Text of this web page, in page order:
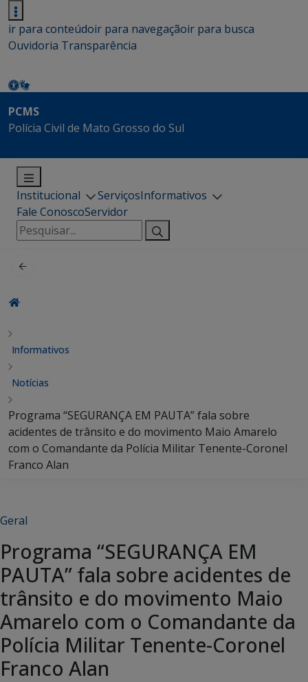
ir para conteúdoir para navegaçãoir para busca
Ouvidoria Transparência
PCMS
Polícia Civil de Mato Grosso do Sul
Institucional ServiçosInformativos
Fale ConoscoServidor
Pesquisar
por:
Informativos
Notícias
Programa “SEGURANÇA EM PAUTA” fala sobre
acidentes de trânsito e do movimento Maio Amarelo
com o Comandante da Polícia Militar Tenente-Coronel
Franco Alan
Geral
Programa “SEGURANÇA EM
PAUTA” fala sobre acidentes de
trânsito e do movimento Maio
Amarelo com o Comandante da
Polícia Militar Tenente-Coronel
Franco Alan